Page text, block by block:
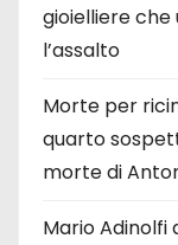
gioielliere
l’assalto
Morte per
quarto
morte di
Mario Adinolfi